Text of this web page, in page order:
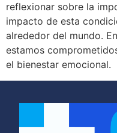
reflexionar sobre la
impacto de esta
alrededor del mundo.
estamos
el bienestar emocional.